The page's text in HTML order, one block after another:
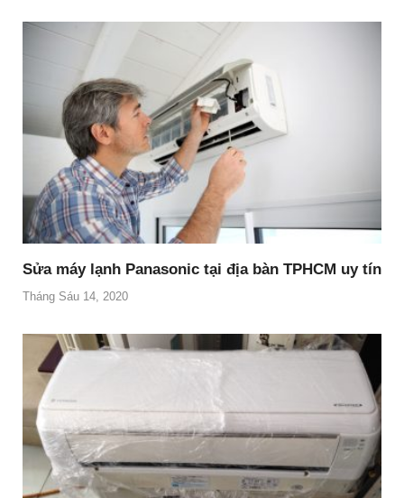
Sửa máy lạnh Panasonic tại địa bàn TPHCM uy tín
Tháng Sáu 14, 2020